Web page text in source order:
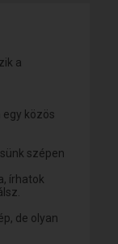
a
közös
szépen
írhatok
de olyan